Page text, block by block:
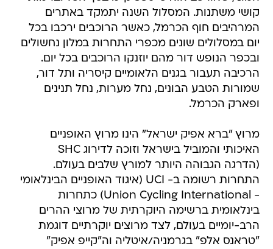
קושי משתנות. המסלול השנה יתמקד באתרים
המרהיבים חוף הכרמל, כאשר הרוכבים ירכבו בכל
יום במסלולים שונים מכפרי התחרות במלון נחשולים
ובכפר הנופש דור מהם יוזנקו הרוכבים בכל יום.
הרכיבה תעבור בגנים הלאומיים קיסריה ותל דור,
שמורות הטבע הבונים, נחל מערות, נחל תנינים
ופארק הכרמל.
מרוץ "ברא אפיק ישראל" הינו מרוץ האופניים
האיכותי והמוביל בישראל וזוכה לדירוג SHC
(הדרגה הגבוהה היותר למורץ שלבים בעולם.
התחרות רשומה ב- UCI (איגוד האופניים הבינלאומי
- Union Cycling International) כתחרות
בינלאומית ברשימה היוקרתית של מרוצי ההרים
הרב-יומיים בעולם, לצד מרוצים יוקרתיים דוגמת
"טראנס אלפ" בגרמניה/איטליה וה"קייפ אפיק"